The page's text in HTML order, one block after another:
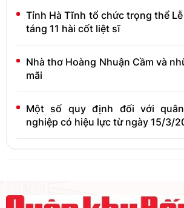
Tỉnh Hà Tĩnh tổ chức trọng thể
táng 11 hài cốt liệt sĩ
Nhà thơ Hoàng Nhuận Cầm và
mãi
Một số quy định đối với
nghiệp có hiệu lực từ ngày 15/3/